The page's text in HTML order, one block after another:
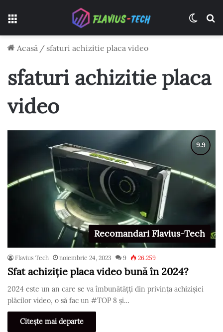
Acasă / sfaturi achizitie placa video
sfaturi achizitie placa
video
Recomandari Flavius-Tech
Flavius Tech noiembrie 24, 2023 9 26.259
Sfat achiziție placa video bună în 2024?
2024 este un an care se va îmbunătățți din privința achizișiei
plăcilor video, o să fac un #TOP 8 și…
Citește mai departe